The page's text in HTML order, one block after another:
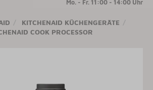
Mo. - Fr. 11:00 - 14:00 Uhr
KITCHENAID KÜCHENGERÄTE
COOK PROCESSOR